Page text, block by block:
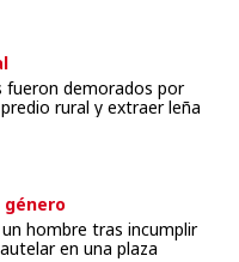
fueron demorados por
rural y extraer leña
género
hombre tras incumplir
en una plaza